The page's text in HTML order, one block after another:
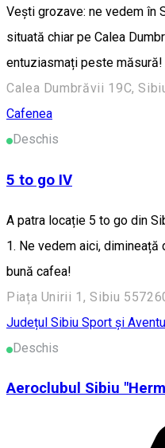
Vești grozave: ne vedem în
situată chiar pe Calea
entuziasmați peste măsură!
Calea Dumbrăvii 19C,
Cafenea
Deschis
5 to go IV
A patra locație 5 to go din
1. Ne vedem aici, dimineață
bună cafea!
Piața Unirii 1, Sibiu
Județul Sibiu Sport și
Deschis
Aeroclubul Sibiu